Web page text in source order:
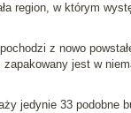
region, w którym
z nowo
zapakowany jest w
jedynie 33 podobne